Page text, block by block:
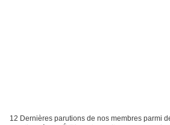
12 Dernières parutions de nos membres parmi